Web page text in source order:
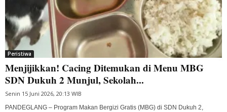
Peristiwa
Menjijikkan! Cacing Ditemukan di Menu MBG
SDN Dukuh 2 Munjul, Sekolah...
Senin 15 Juni 2026, 20:13 WIB
PANDEGLANG – Program Makan Bergizi Gratis (MBG) di SDN Dukuh 2,